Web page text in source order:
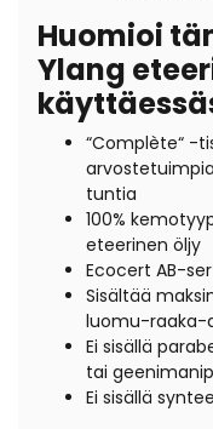
Huomioi
Ylang
“Complète“ -
tuntia
100%
eteerinen öljy
Ecocert AB-
Sisältää
luomu-raaka-
Ei sisällä
tai
Ei sisällä